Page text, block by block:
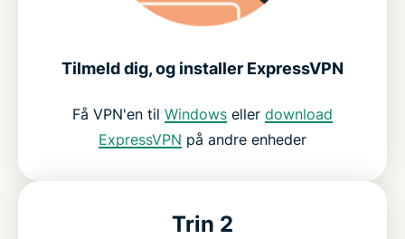
Tilmeld dig, og installer ExpressVPN
Få VPN'en til Windows eller download
ExpressVPN på andre enheder
Trin 2